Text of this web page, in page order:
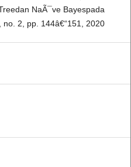
NaÃ¯ve Bayespada
2, pp. 144â€“151, 2020